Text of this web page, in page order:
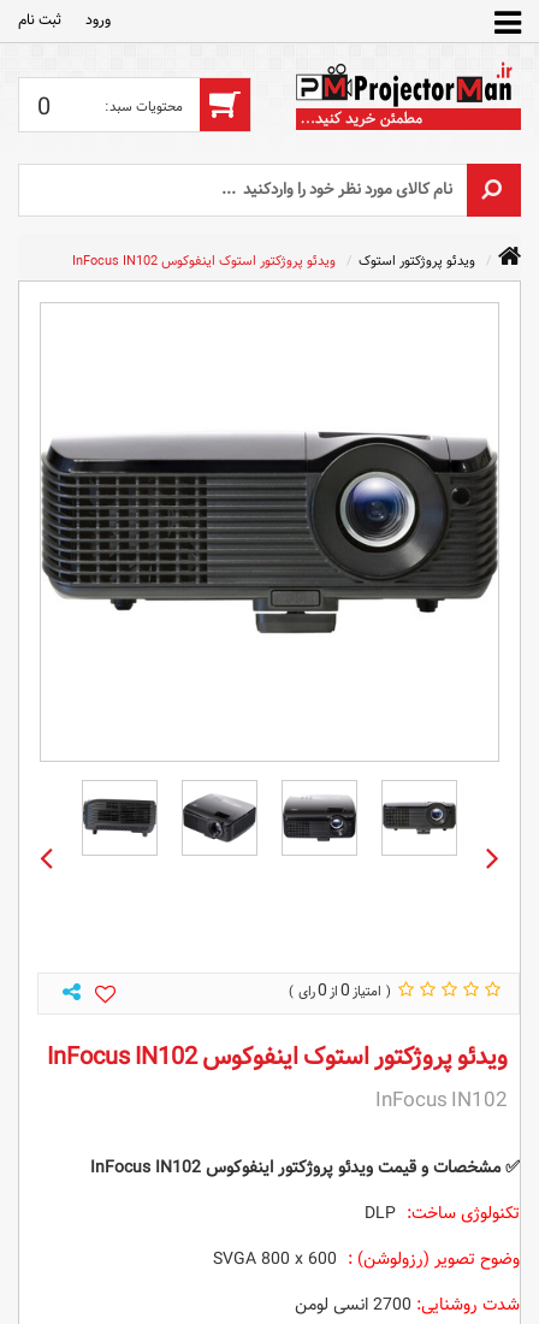
ورود ثبت‌ نام
0
ویدئو پروژکتور استوک ویدئو پروژکتور استوک اینفوکوس InFocus IN102
0
0
ویدئو پروژکتور استوک اینفوکوس InFocus IN102
InFocus IN102
✅ مشخصات و قیمت ویدئو پروژکتوراینفوکوس InFocus IN102
تکنولوژی ساخت: ‌DLP
وضوح تصویر (رزولوشن) :
شدت روشنایی: 2700 انسی لومن